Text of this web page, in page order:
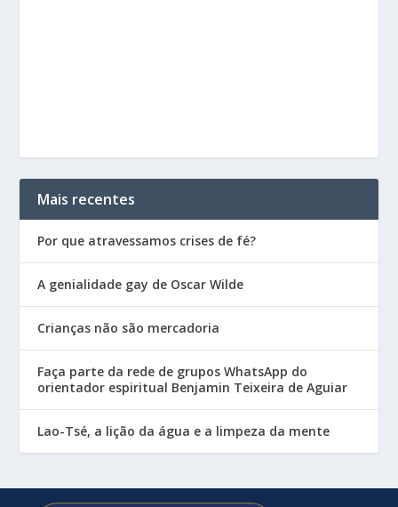
Mais recentes
Por que atravessamos crises de fé?
A genialidade gay de Oscar Wilde
Crianças não são mercadoria
Faça parte da rede de grupos WhatsApp do
orientador espiritual Benjamin Teixeira de Aguiar
Lao-Tsé, a lição da água e a limpeza da mente